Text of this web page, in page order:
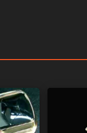
Gerät zu und
die von einem
und